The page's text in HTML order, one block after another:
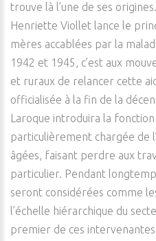
trouve là l’une de ses
Henriette Viollet lance le
mères accablées par la
1942 et 1945, c’est aux
et ruraux de relancer cette
officialisée à la fin de la
Laroque introduira la fonction
particulièrement chargée de
âgées, faisant perdre aux
particulier. Pendant
seront considérées comme
l’échelle hiérarchique du
premier de ces